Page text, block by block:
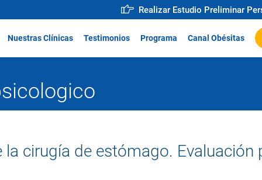
Realizar Estudio Preliminar
Nuestras Clínicas Testimonios Programa Canal Obésitas
cirugía de estómago. Evaluación